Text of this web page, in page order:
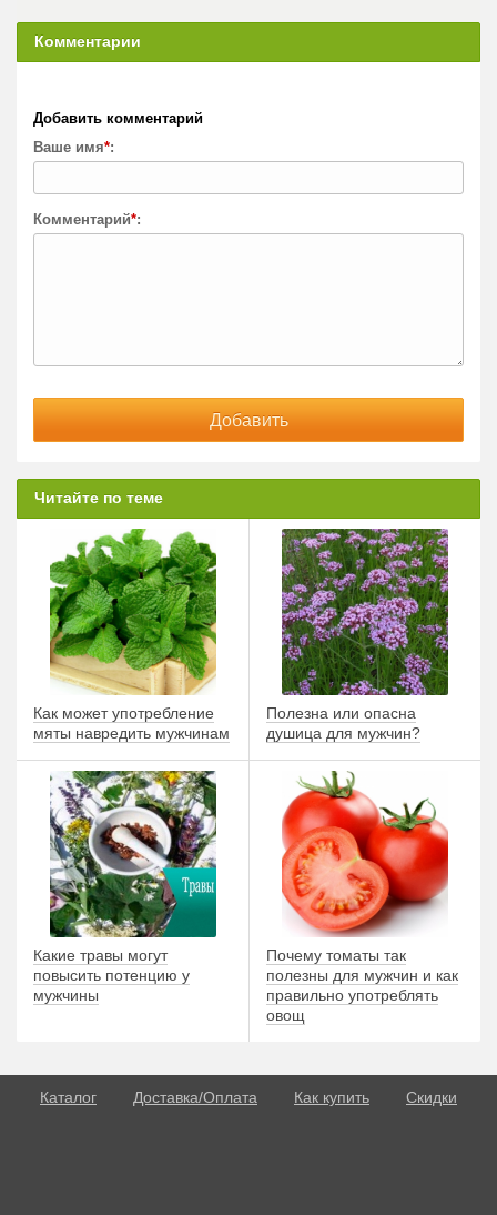
Комментарии
Добавить комментарий
Ваше имя*:
Комментарий*:
Читайте по теме
Как может употребление
мяты навредить мужчинам
Полезна или опасна
душица для мужчин?
Какие травы могут
повысить потенцию у
мужчины
Почему томаты так
полезны для мужчин и как
правильно употреблять
овощ
Каталог Доставка/Оплата Как купить
Скидки